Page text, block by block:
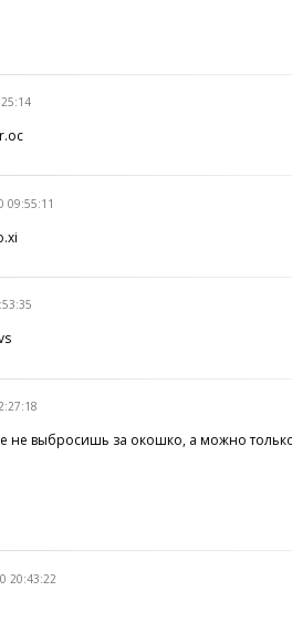
09:55:11
не выбросишь за окошко, а можно
20:43:22